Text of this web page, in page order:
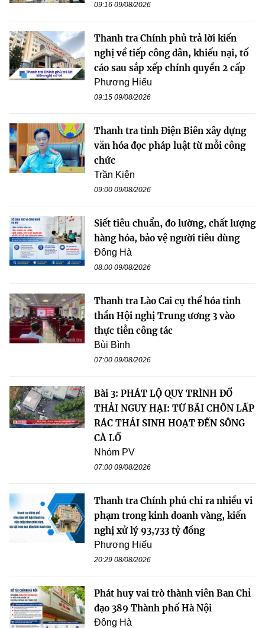
09:16 09/08/2026
Thanh tra Chính phủ trả lời kiến
nghị về tiếp công dân, khiếu nại, tố
cáo sau sắp xếp chính quyền 2 cấp
Phương Hiếu
09:15 09/08/2026
Thanh tra tỉnh Điện Biên xây dựng
văn hóa đọc pháp luật từ mỗi công
chức
Trần Kiên
09:00 09/08/2026
Siết tiêu chuẩn, đo lường, chất lượng
hàng hóa, bảo vệ người tiêu dùng
Đông Hà
08:00 09/08/2026
Thanh tra Lào Cai cụ thể hóa tinh
thần Hội nghị Trung ương 3 vào
thực tiễn công tác
Bùi Bình
07:00 09/08/2026
Bài 3: PHÁT LỘ QUY TRÌNH ĐỔ
THẢI NGUY HẠI: TỪ BÃI CHÔN LẤP
RÁC THẢI SINH HOẠT ĐẾN SÔNG
CÀ LỒ
Nhóm PV
07:00 09/08/2026
Thanh tra Chính phủ chỉ ra nhiều vi
phạm trong kinh doanh vàng, kiến
nghị xử lý 93,733 tỷ đồng
Phương Hiếu
20:29 08/08/2026
Phát huy vai trò thành viên Ban Chỉ
đạo 389 Thành phố Hà Nội
Đông Hà